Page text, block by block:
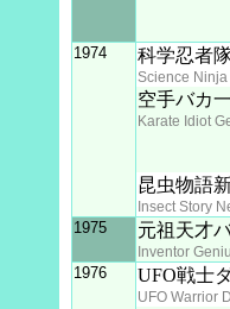
1974 科学忍者
Science Ninja
空手バカ
Karate Idiot
昆虫物語
Insect Story
1975 元祖天才
Inventor
1976 UFO戦士
UFO Warrior